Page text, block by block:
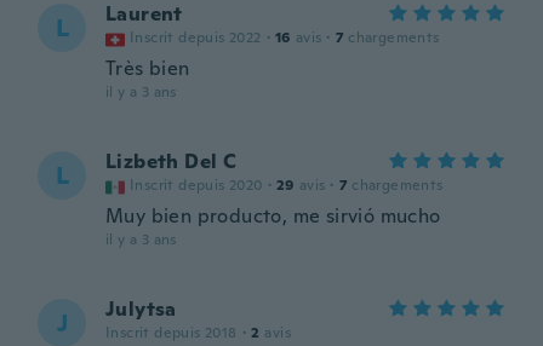
L Laurent
Inscrit depuis 2022 · 16 avis · 7 chargements
Très bien
il y a 3 ans
L Lizbeth Del C
Inscrit depuis 2020 · 29 avis · 7 chargements
Muy bien producto, me sirvió mucho
il y a 3 ans
J Julytsa
Inscrit depuis 2018 · 2 avis